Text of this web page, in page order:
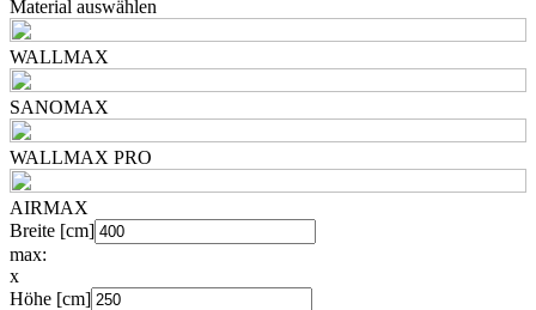
Material auswählen
WALLMAX
SANOMAX
WALLMAX PRO
AIRMAX
Breite [cm]
max:
x
Höhe [cm]